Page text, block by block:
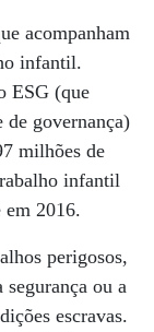
acompanham
infantil.
ESG (que
de governança)
milhões de
infantil
em 2016.
perigosos,
segurança ou a
escravas.